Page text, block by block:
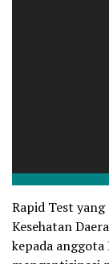
Rapid Test
Kesehatan
kepada